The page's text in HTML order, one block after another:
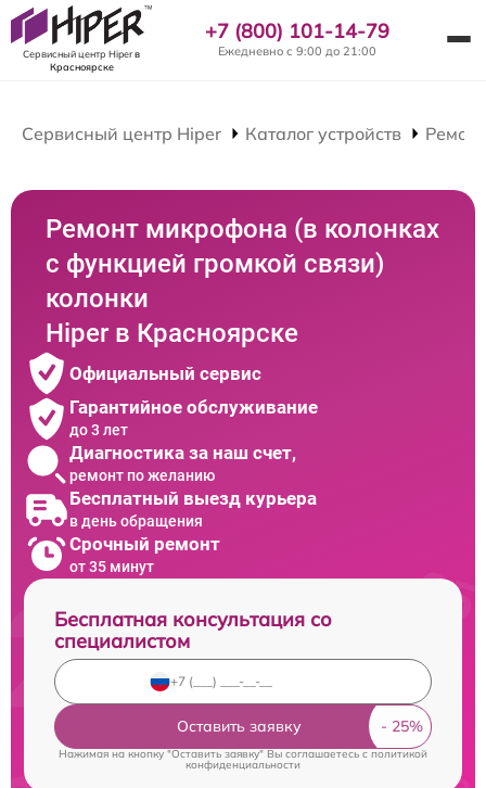
Сервисный центр Hiperв
Красноярске
+7 (800) 101-14-79
Ежедневно с 9:00 до 21:00
Сервисный центр Hiper Каталог устройств
Ремонт микрофона (в колонках
с функцией громкой связи)
колонки
Hiper в Красноярске
Официальный сервис
Гарантийное обслуживание
до 3 лет
Диагностика за наш счет,
ремонт по желанию
Бесплатный выезд курьера
в день обращения
Срочный ремонт
от 35 минут
Бесплатная консультация со
специалистом
Оставить заявку
Нажимая на кнопку "Оставить заявку" Вы соглашаетесь cполитикой
конфиденциальности